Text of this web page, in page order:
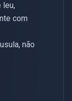
leu,
com
não